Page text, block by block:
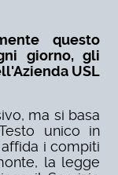
questo
giorno, gli
USL
ma si basa
unico in
i compiti
la legge